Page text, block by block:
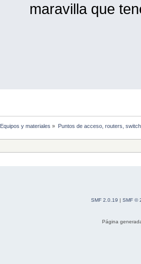
maravilla que
Equipos y materiales » Puntos de acceso, routers,
SMF 2.0.19 | SMF ©
Página